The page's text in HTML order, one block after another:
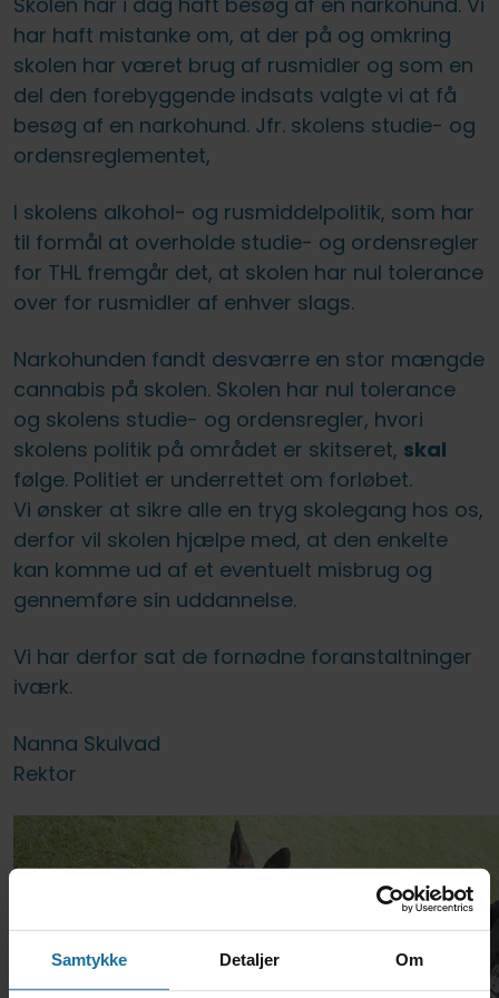
Samtykke Detaljer Om
har haft mistanke om, at der på og omkring
skolen har været brug af rusmidler og som en
del den forebyggende indsats valgte vi at få
besøg af en narkohund. Jfr. skolens studie- og
ordensreglementet,
I skolens alkohol- og rusmiddelpolitik, som har
til formål at overholde studie- og ordensregler
for THL fremgår det, at skolen har nul tolerance
over for rusmidler af enhver slags.
Narkohunden fandt desværre en stor mængde
cannabis på skolen. Skolen har nul tolerance
og skolens studie- og ordensregler, hvori
skolens politik på området er skitseret, skal
følge. Politiet er underrettet om forløbet.
Vi ønsker at sikre alle en tryg skolegang hos os,
derfor vil skolen hjælpe med, at den enkelte
kan komme ud af et eventuelt misbrug og
gennemføre sin uddannelse.
Vi har derfor sat de fornødne foranstaltninger
iværk.
Nanna Skulvad
Rektor